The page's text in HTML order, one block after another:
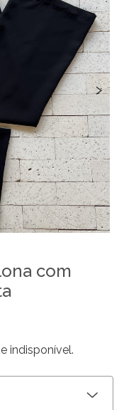
›
com
indisponível.